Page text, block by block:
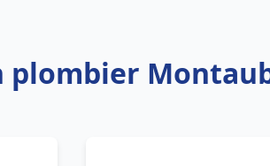
plombier